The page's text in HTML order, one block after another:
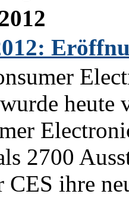
heute
2700
CES ihre